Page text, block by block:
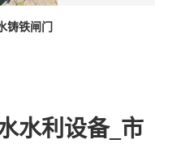
铸铁闸门
水利设备_市